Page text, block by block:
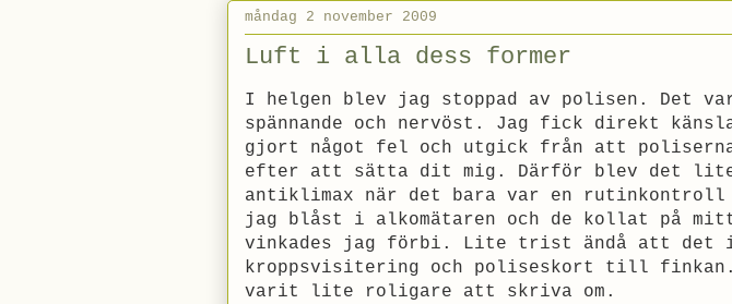
måndag 2 november 2009
Luft i alla dess former
I helgen blev jag stoppad av polisen. Det
spännande och nervöst. Jag fick direkt
gjort något fel och utgick från att
efter att sätta dit mig. Därför blev det
antiklimax när det bara var en
jag blåst i alkomätaren och de kollat på
vinkades jag förbi. Lite trist ändå att det
kroppsvisitering och poliseskort till finkan.
varit lite roligare att skriva om.